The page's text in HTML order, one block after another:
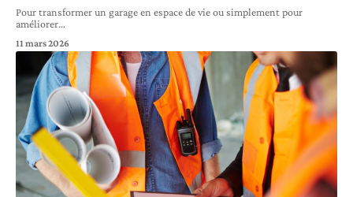
Pour transformer un garage en espace de vie ou simplement pour
améliorer…
11 mars 2026